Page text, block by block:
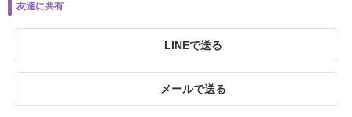
友達に共有
LINEで送る
メールで送る